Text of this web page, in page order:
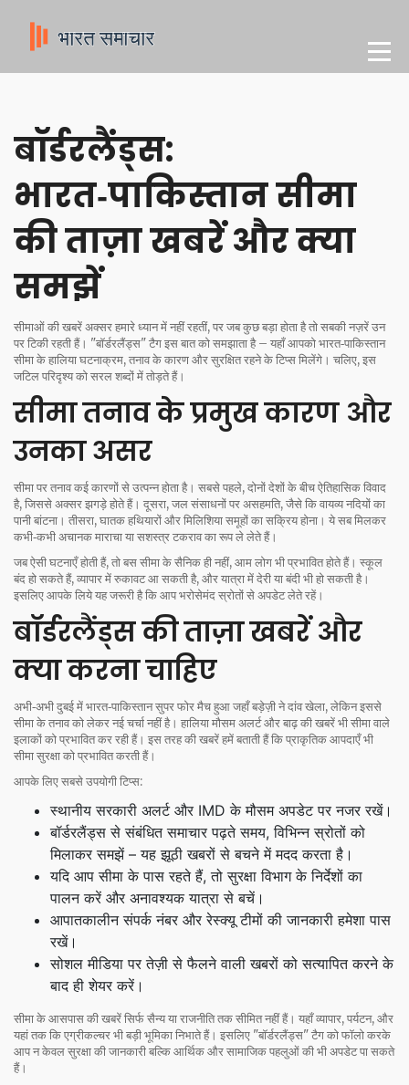
बॉर्डरलैंड्स:
भारत‑पाकिस्तान सीमा
की ताज़ा खबरें और क्या
समझें
सीमाओं की खबरें अक्सर हमारे ध्यान में नहीं रहतीं, पर जब कुछ बड़ा होता है तो सबकी नज़रें उन
पर टिकी रहती हैं। "बॉर्डरलैंड्स" टैग इस बात को समझाता है – यहाँ आपको भारत‑पाकिस्तान
सीमा के हालिया घटनाक्रम, तनाव के कारण और सुरक्षित रहने के टिप्स मिलेंगे। चलिए, इस
जटिल परिदृश्य को सरल शब्दों में तोड़ते हैं।
सीमा तनाव के प्रमुख कारण और
उनका असर
सीमा पर तनाव कई कारणों से उत्पन्न होता है। सबसे पहले, दोनों देशों के बीच ऐतिहासिक विवाद
है, जिससे अक्सर झगड़े होते हैं। दूसरा, जल संसाधनों पर असहमति, जैसे कि वायव्य नदियों का
पानी बांटना। तीसरा, घातक हथियारों और मिलिशिया समूहों का सक्रिय होना। ये सब मिलकर
कभी‑कभी अचानक माराचा या सशस्त्र टकराव का रूप ले लेते हैं।
जब ऐसी घटनाएँ होती हैं, तो बस सीमा के सैनिक ही नहीं, आम लोग भी प्रभावित होते हैं। स्कूल
बंद हो सकते हैं, व्यापार में रुकावट आ सकती है, और यात्रा में देरी या बंदी भी हो सकती है।
इसलिए आपके लिये यह जरूरी है कि आप भरोसेमंद स्रोतों से अपडेट लेते रहें।
बॉर्डरलैंड्स की ताज़ा खबरें और
क्या करना चाहिए
अभी‑अभी दुबई में भारत‑पाकिस्तान सुपर फोर मैच हुआ जहाँ बड़ेज़ी ने दांव खेला, लेकिन इससे
सीमा के तनाव को लेकर नई चर्चा नहीं है। हालिया मौसम अलर्ट और बाढ़ की खबरें भी सीमा वाले
इलाकों को प्रभावित कर रही हैं। इस तरह की खबरें हमें बताती हैं कि प्राकृतिक आपदाएँ भी
सीमा सुरक्षा को प्रभावित करती हैं।
आपके लिए सबसे उपयोगी टिप्स:
स्थानीय सरकारी अलर्ट और IMD के मौसम अपडेट पर नजर रखें।
बॉर्डरलैंड्स से संबंधित समाचार पढ़ते समय, विभिन्न स्रोतों को
मिलाकर समझें – यह झूठी खबरों से बचने में मदद करता है।
यदि आप सीमा के पास रहते हैं, तो सुरक्षा विभाग के निर्देशों का
पालन करें और अनावश्यक यात्रा से बचें।
आपातकालीन संपर्क नंबर और रेस्क्यू टीमों की जानकारी हमेशा पास
रखें।
सोशल मीडिया पर तेज़ी से फैलने वाली खबरों को सत्यापित करने के
बाद ही शेयर करें।
सीमा के आसपास की खबरें सिर्फ सैन्य या राजनीति तक सीमित नहीं हैं। यहाँ व्यापार, पर्यटन, और
यहां तक कि एग्रीकल्चर भी बड़ी भूमिका निभाते हैं। इसलिए "बॉर्डरलैंड्स" टैग को फॉलो करके
आप न केवल सुरक्षा की जानकारी बल्कि आर्थिक और सामाजिक पहलुओं की भी अपडेट पा सकते
हैं।